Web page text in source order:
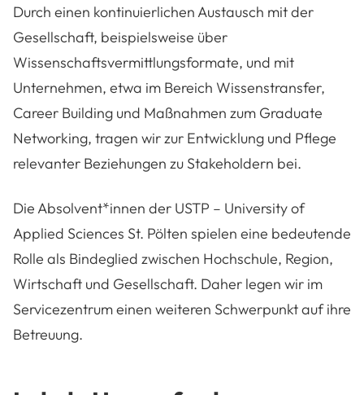
Durch einen kontinuierlichen Austausch mit der
Gesellschaft, beispielsweise über
Wissenschaftsvermittlungsformate, und mit
Unternehmen, etwa im Bereich Wissenstransfer,
Career Building und Maßnahmen zum Graduate
Networking, tragen wir zur Entwicklung und Pflege
relevanter Beziehungen zu Stakeholdern bei.
Die Absolvent*innen der USTP – University of
Applied Sciences St. Pölten spielen eine bedeutende
Rolle als Bindeglied zwischen Hochschule, Region,
Wirtschaft und Gesellschaft. Daher legen wir im
Servicezentrum einen weiteren Schwerpunkt auf ihre
Betreuung.